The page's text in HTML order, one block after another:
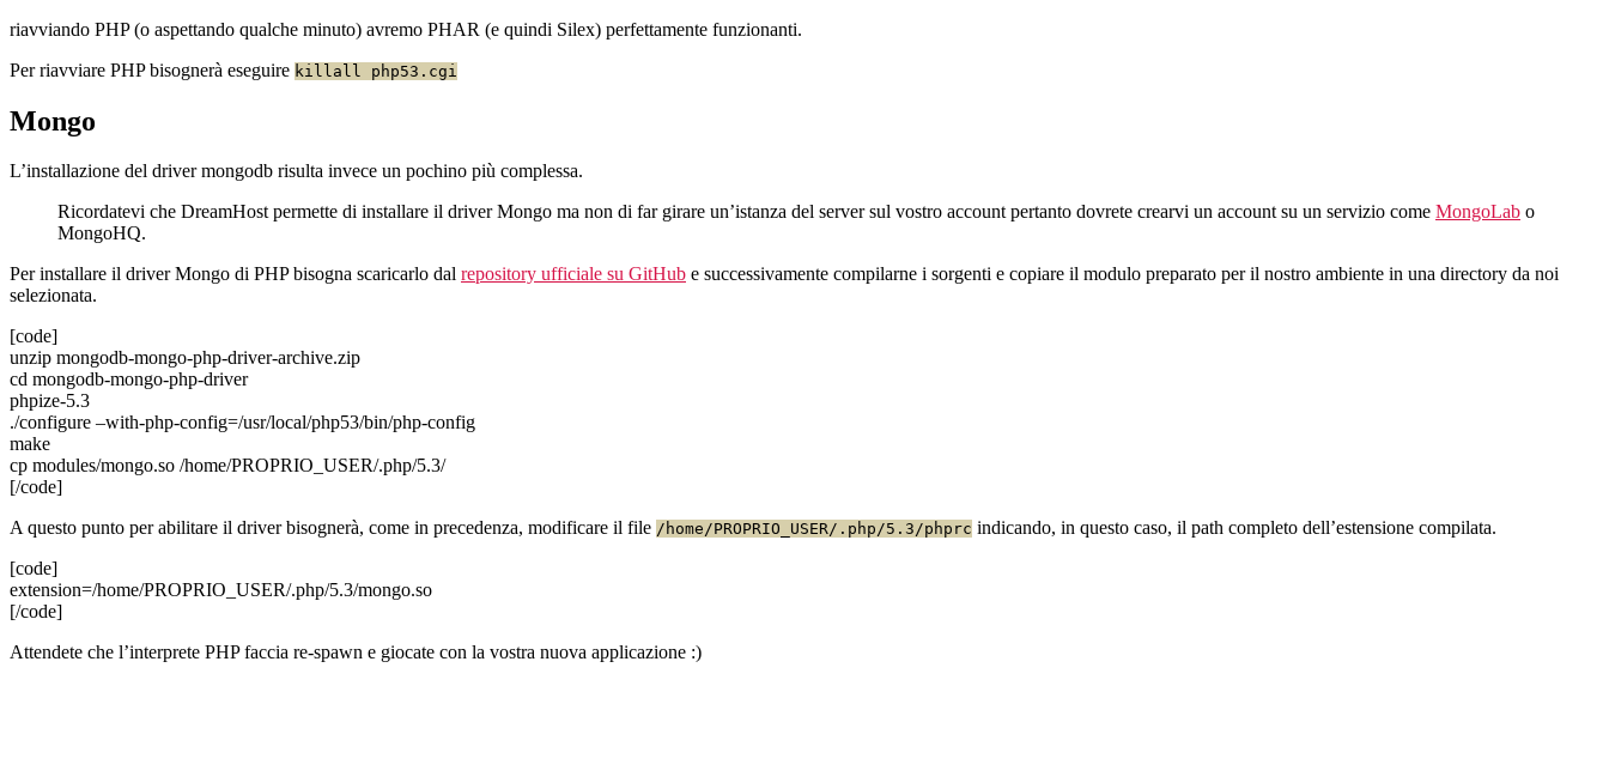
riavviando PHP (o aspettando qualche minuto) avremo PHAR (e quindi Silex) perfettamente funzionanti.
Per riavviare PHP bisognerà eseguire killall php53.cgi
Mongo
L’installazione del driver mongodb risulta invece un pochino più complessa.
Ricordatevi che DreamHost permette di installare il driver Mongo ma non di far girare un’istanza del server sul vostro account pertanto dovrete crearvi un account su un servizio come MongoLab o
MongoHQ.
Per installare il driver Mongo di PHP bisogna scaricarlo dal repository ufficiale su GitHub e successivamente compilarne i sorgenti e copiare il modulo preparato per il nostro ambiente in una directory da noi
selezionata.
[code]
unzip mongodb-mongo-php-driver-archive.zip
cd mongodb-mongo-php-driver
phpize-5.3
./configure –with-php-config=/usr/local/php53/bin/php-config
make
cp modules/mongo.so /home/PROPRIO_USER/.php/5.3/
[/code]
A questo punto per abilitare il driver bisognerà, come in precedenza, modificare il file /home/PROPRIO_USER/.php/5.3/phprc indicando, in questo caso, il path completo dell’estensione compilata.
[code]
extension=/home/PROPRIO_USER/.php/5.3/mongo.so
[/code]
Attendete che l’interprete PHP faccia re-spawn e giocate con la vostra nuova applicazione :)